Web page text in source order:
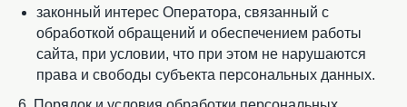
законный интерес Оператора, связанный с
обработкой обращений и обеспечением работы
сайта, при условии, что при этом не нарушаются
права и свободы субъекта персональных данных.